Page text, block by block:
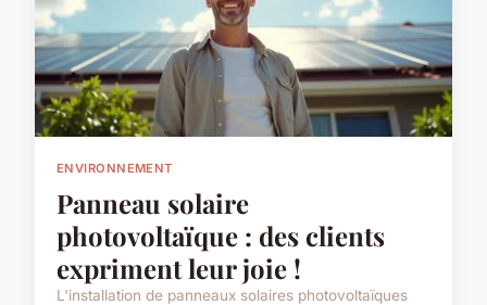
ENVIRONNEMENT
Panneau solaire
photovoltaïque : des clients
expriment leur joie !
L'installation de panneaux solaires photovoltaïques